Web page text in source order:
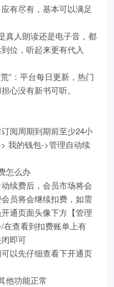
有尽有，基本可以满足
真人朗读还是电子音，都
位，听起来更有代入
”：平台每日更新，热门
心没有新书可听。
阅周期到期前至少24小
我的钱包->管理自动续
怎么办
续费后，会员市场将会
员将会继续扣费，如需
通页面头像下方【管理
在查看到扣费账单上有
即可
以先仔细查看下开通页
他功能正常